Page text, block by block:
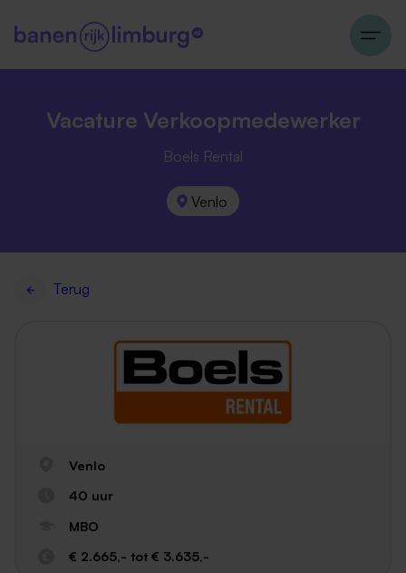
Vacature Verkoopmedewerker
Boels Rental
Venlo
Terug
Venlo
40 uur
MBO
€ 2.665,- tot € 3.635,-